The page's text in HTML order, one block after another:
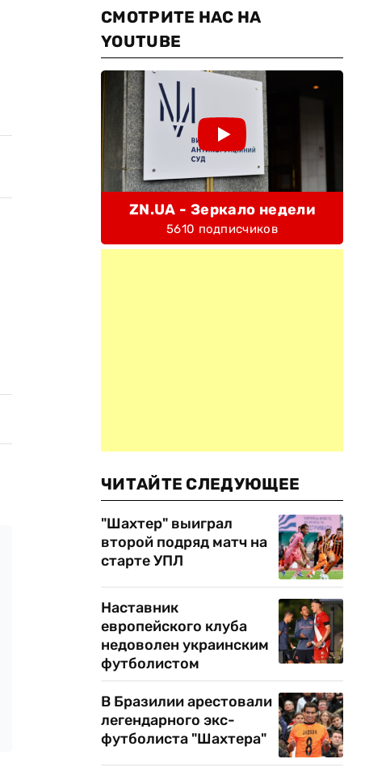
СМОТРИТЕ НАС НА
YOUTUBE
ZN.UA - Зеркало недели
5610 подписчиков
ЧИТАЙТЕ СЛЕДУЮЩЕЕ
"Шахтер" выиграл
второй подряд матч на
старте УПЛ
Наставник
европейского клуба
недоволен украинским
футболистом
В Бразилии арестовали
легендарного экс-
футболиста "Шахтера"